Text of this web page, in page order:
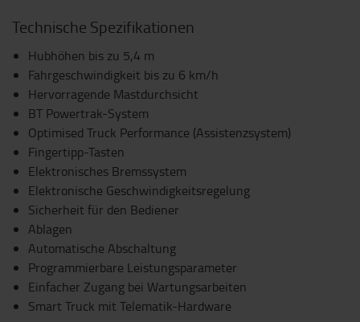
Technische Spezifikationen
Hubhöhen bis zu 5,4 m
Fahrgeschwindigkeit bis zu 6 km/h
Hervorragende Mastdurchsicht
BT Powertrak-System
Optimised Truck Performance (Assistenzsystem)
Fingertipp-Tasten
Elektronisches Bremssystem
Elektronische Geschwindigkeitsregelung
Sicherheit für den Bediener
Ablagen
Automatische Abschaltung
Programmierbare Leistungsparameter
Einfacher Zugang bei Wartungsarbeiten
Smart Truck mit Telematik-Hardware